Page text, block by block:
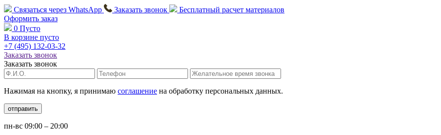
Связаться через WhatsApp Заказать звонок Бесплатный расчет материалов
Оформить заказ
0 Пусто
В корзине пусто
+7 (495) 132-03-32
Заказать звонок
Заказать звонок
Нажимая на кнопку, я принимаю соглашение на обработку персональных данных.
отправить
пн-вс 09:00 – 20:00